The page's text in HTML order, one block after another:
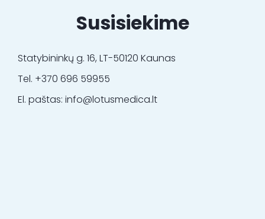
Susisiekime
Statybininkų g. 16, LT-50120 Kaunas
Tel. +370 696 59955
El. paštas: info@lotusmedica.lt